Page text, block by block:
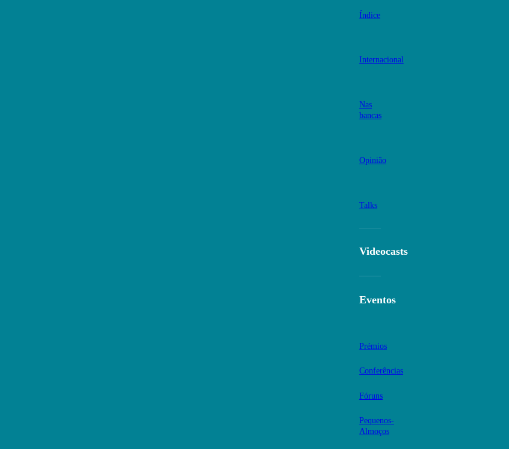
Índice
Internacional
Nas
bancas
Opinião
Talks
Videocasts
Eventos
Prémios
Conferências
Fóruns
Pequenos-
Almoços